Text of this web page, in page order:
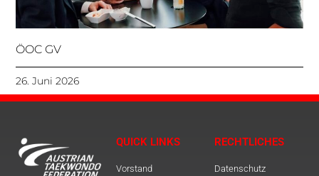
ÖOC GV
26. Juni 2026
QUICK LINKS
Vorstand
RECHTLICHES
Datenschutz